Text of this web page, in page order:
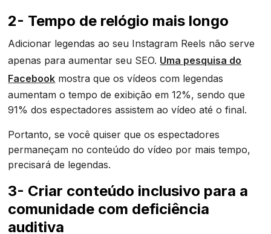
2- Tempo de relógio mais longo
Adicionar legendas ao seu Instagram Reels não serve
apenas para aumentar seu SEO. Uma pesquisa do
Facebook mostra que os vídeos com legendas
aumentam o tempo de exibição em 12%, sendo que
91% dos espectadores assistem ao vídeo até o final.
Portanto, se você quiser que os espectadores
permaneçam no conteúdo do vídeo por mais tempo,
precisará de legendas.
3- Criar conteúdo inclusivo para a
comunidade com deficiência
auditiva